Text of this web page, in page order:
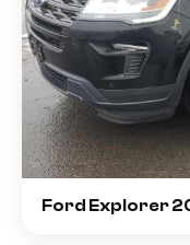
Ford Explorer